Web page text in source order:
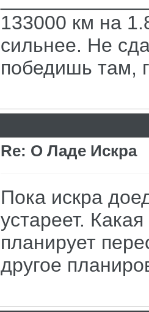
133000 км на
сильнее. Не
победишь там,
Re: О Ладе Искра
Пока искра
устареет.
планирует
другое